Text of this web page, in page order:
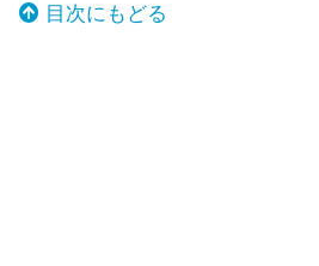
目次にもどる